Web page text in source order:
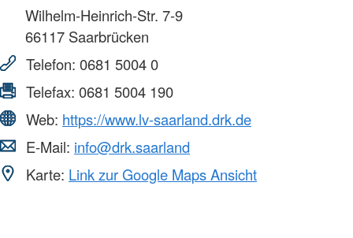
Wilhelm-Heinrich-Str. 7-9
66117 Saarbrücken
Telefon: 0681 5004 0
Telefax: 0681 5004 190
Web: https://www.lv-saarland.drk.de
E-Mail: info@drk.saarland
Karte: Link zur Google Maps Ansicht